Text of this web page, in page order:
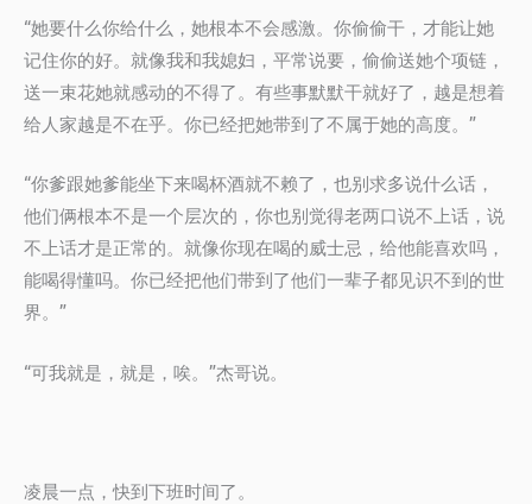
“她要什么你给什么，她根本不会感激。你偷偷干，才能让她
记住你的好。就像我和我媳妇，平常说要，偷偷送她个项链，
送一束花她就感动的不得了。有些事默默干就好了，越是想着
给人家越是不在乎。你已经把她带到了不属于她的高度。”
“你爹跟她爹能坐下来喝杯酒就不赖了，也别求多说什么话，
他们俩根本不是一个层次的，你也别觉得老两口说不上话，说
不上话才是正常的。就像你现在喝的威士忌，给他能喜欢吗，
能喝得懂吗。你已经把他们带到了他们一辈子都见识不到的世
界。”
“可我就是，就是，唉。”杰哥说。
凌晨一点，快到下班时间了。